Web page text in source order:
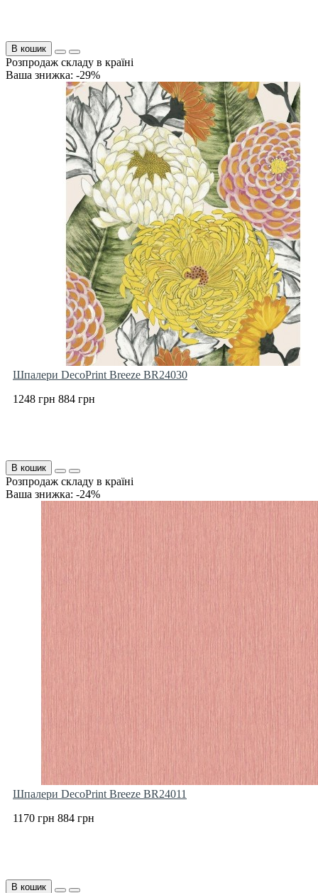
В кошик
Розпродаж складу в країні
Ваша знижка: -29%
Шпалери DecoPrint Breeze BR24030
1248 грн 884 грн
В кошик
Розпродаж складу в країні
Ваша знижка: -24%
Шпалери DecoPrint Breeze BR24011
1170 грн 884 грн
В кошик